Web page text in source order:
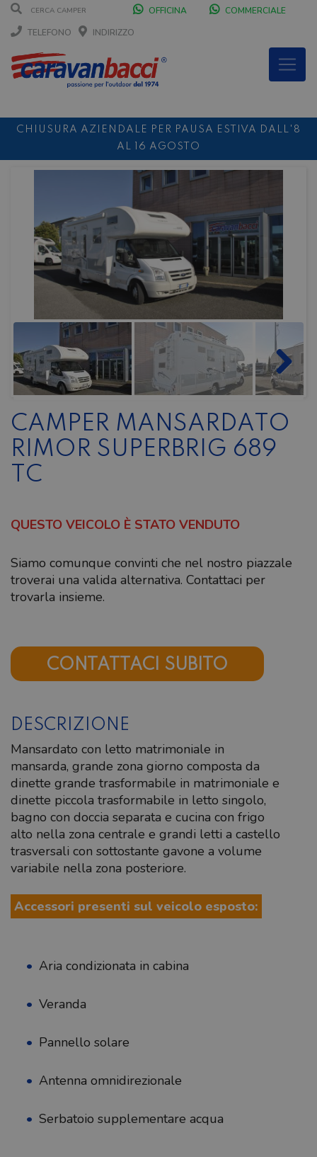
OFFICINA
COMMERCIALE
TELEFONO
INDIRIZZO
CHIUSURA AZIENDALE PER PAUSA ESTIVA DALL'8
AL 16 AGOSTO
DURANTE IL MESE DI AGOSTO SIAMO CHIUSI IL
SABATO POMERIGGIO
SCONTO 10%NOLEGGIO ENTRO IL 31.08
PER I
NOLEGGI DI SETTEMBRE
CAMPER MANSARDATO
RIMOR SUPERBRIG 689
TC
QUESTO VEICOLO È STATO VENDUTO
Siamo comunque convinti che nel nostro piazzale
troverai una valida alternativa. Contattaci per
trovarla insieme.
CONTATTACI SUBITO
DESCRIZIONE
Mansardato con letto matrimoniale in
mansarda, grande zona giorno composta da
dinette grande trasformabile in matrimoniale e
dinette piccola trasformabile in letto singolo,
bagno con doccia separata e cucina con frigo
alto nella zona centrale e grandi letti a castello
trasversali con sottostante gavone a volume
variabile nella zona posteriore.
Accessori presenti sul veicolo esposto:
Aria condizionata in cabina
Veranda
Pannello solare
Antenna omnidirezionale
Serbatoio supplementare acqua